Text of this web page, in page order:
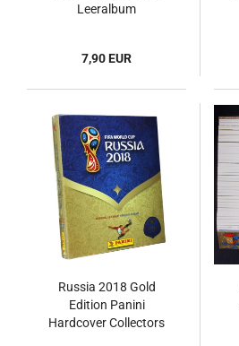
Leeralbum
7,90 EUR
Russia 2018 Gold
Edition Panini
Hardcover Collectors